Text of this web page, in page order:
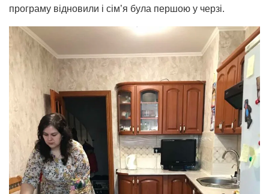
програму відновили і сім’я була першою у черзі.